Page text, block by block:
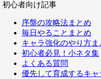
初心者向け記事
序盤の攻略法まとめ
毎日やることまとめ
キャラ強化のやり方ま
初心者必見！小ネタ集
よくある質問
優先して育成するキャ